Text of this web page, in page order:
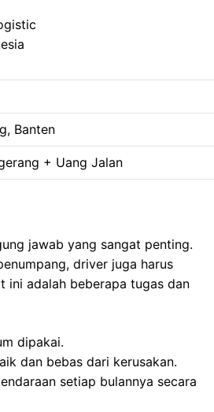
Banten
+ Uang Jalan
jawab yang sangat penting.
driver juga harus
ini adalah beberapa tugas dan
dipakai.
dan bebas dari kerusakan.
setiap bulannya secara